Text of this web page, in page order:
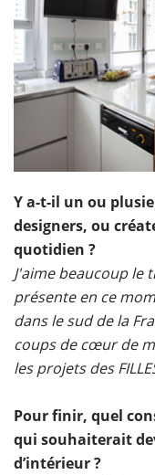
Y a-t-il un ou
designers, ou
quotidien ?
J'aime beaucoup le
présente en ce
dans le sud de la
coups de cœur de
les projets des
Pour finir, quel
qui souhaiterait
d’intérieur ?